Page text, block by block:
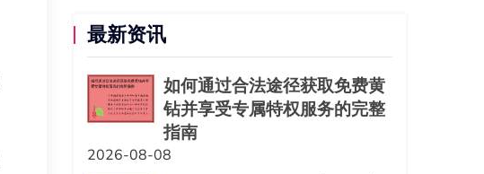
最新资讯
如何通过合法途径获取免费黄
钻并享受专属特权服务的完整
指南
2026-08-08